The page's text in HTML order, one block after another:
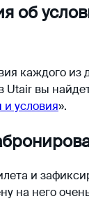
об
каждого из
Utair вы
условия».
и
на него